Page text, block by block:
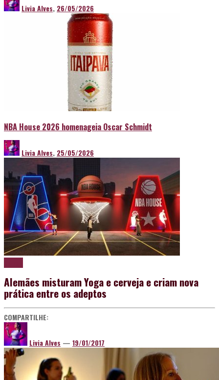
Livia Alves, 26/05/2026
NBA House 2026 homenageia Oscar Schmidt
Livia Alves, 25/05/2026
Alemães misturam Yoga e cerveja e criam nova
prática entre os adeptos
COMPARTILHE:
Livia Alves — 19/01/2017